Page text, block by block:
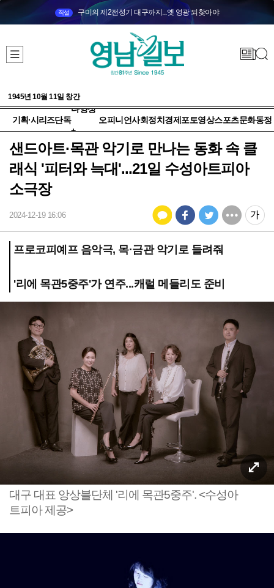
직설 구미의 제2전성기 대구까지...옛 영광 되찾아야
1945년 10월 11일 창간
기획·시리즈단독
다양성
+
오피니언사회정치 경제 포토영상스포츠문화동정
샌드아트·목관 악기로 만나는 동화 속 클
래식 '피터와 늑대'...21일 수성아트피아
소극장
2024-12-19 16:06
프로코피예프 음악극, 목·금관 악기로 들려줘
'리에 목관5중주'가 연주...캐럴 메들리도 준비
대구 대표 앙상블단체 '리에 목관5중주'. <수성아
트피아 제공>